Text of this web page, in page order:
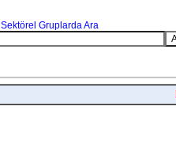
Sektörel Gruplarda Ara